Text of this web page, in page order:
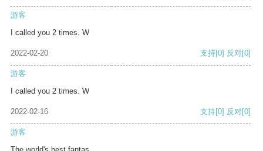
游客
I called you 2 times. W
2022-02-20 支持[0] 反对[0]
游客
I called you 2 times. W
2022-02-16 支持[0] 反对[0]
游客